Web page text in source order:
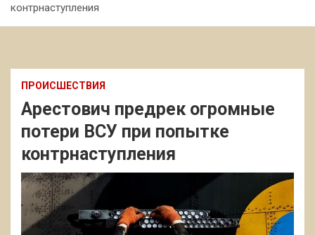
контрнаступления
ПРОИСШЕСТВИЯ
Арестович предрек огромные
потери ВСУ при попытке
контрнаступления